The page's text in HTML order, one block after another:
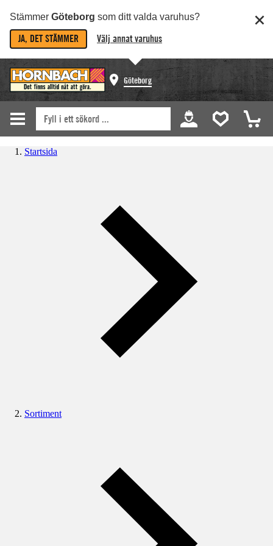
Stämmer Göteborg som ditt valda varuhus?
JA, DET STÄMMER Välj annat varuhus
Göteborg
Startsida
Sortiment